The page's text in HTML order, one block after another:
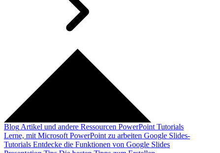
Blog Artikel und andere Ressourcen PowerPoint Tutorials
Lerne, mit Microsoft PowerPoint zu arbeiten Google Slides-
Tutorials Entdecke die Funktionen von Google Slides